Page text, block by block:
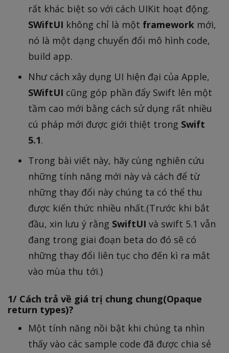
rất khác biệt so với cách UIKit hoạt động.
SWiftUI không chỉ là một framework mới,
nó là một dạng chuyển đổi mô hình code,
build app.
Như cách xây dụng UI hiện đại của Apple,
SWiftUI cũng góp phần đẩy Swift lên một
tầm cao mới bằng cách sử dụng rất nhiều
cú pháp mới được giới thiệt trong Swift
5.1.
Trong bài viết này, hãy cùng nghiên cứu
những tính năng mới này và cách để từ
những thay đổi này chúng ta có thể thu
được kiến thức nhiều nhất.(Trước khi bắt
đầu, xin lưu ý rằng SwiftUI và swift 5.1 vẫn
đang trong giai đoạn beta do đó sẽ có
những thay đổi liên tục cho đến kì ra mắt
vào mùa thu tới.)
1/ Cách trả về giá trị chung chung(Opaque
return types)?
Một tính năng nồi bật khi chúng ta nhìn
thấy vào các sample code đã được chia sẻ